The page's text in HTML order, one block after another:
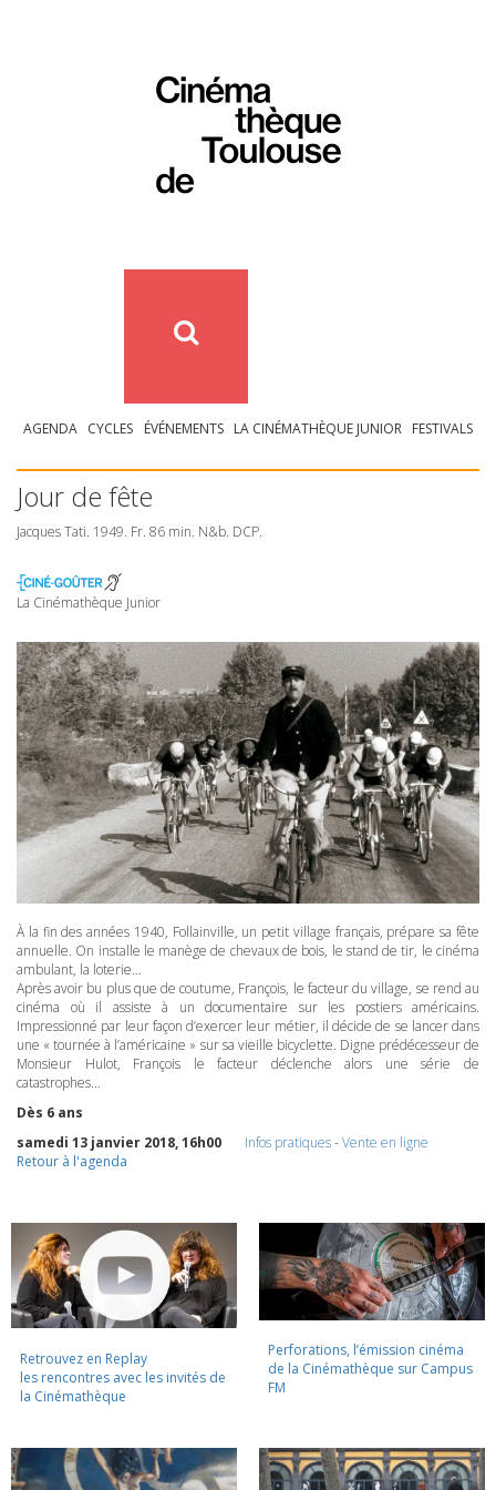
AGENDA CYCLES ÉVÉNEMENTS LA CINÉMATHÈQUE JUNIOR FESTIVALS
Jour de fête
Jacques Tati. 1949. Fr. 86 min. N&b. DCP.
La Cinémathèque Junior
À la fin des années 1940, Follainville, un petit village français, prépare sa fête
annuelle. On installe le manège de chevaux de bois, le stand de tir, le cinéma
ambulant, la loterie…
Après avoir bu plus que de coutume, François, le facteur du village, se rend au
cinéma où il assiste à un documentaire sur les postiers américains.
Impressionné par leur façon d’exercer leur métier, il décide de se lancer dans
une « tournée à l’américaine » sur sa vieille bicyclette. Digne prédécesseur de
Monsieur Hulot, François le facteur déclenche alors une série de
catastrophes…
Dès 6 ans
samedi 13 janvier 2018, 16h00
Infos pratiques-Vente en ligne
Retour à l'agenda
Retrouvez en Replay
les rencontres avec les invités de
la Cinémathèque
Perforations, l’émission cinéma
de la Cinémathèque sur Campus
FM